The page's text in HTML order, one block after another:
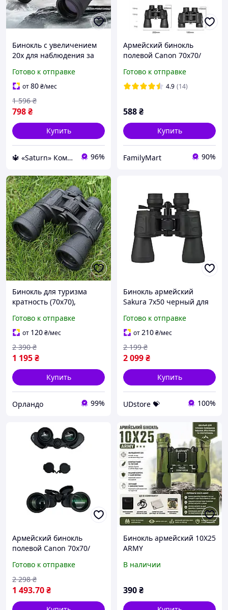
Бинокль с увеличением
20x для наблюдения за
туристические армейские
премиум класса
Готово к отправке
от80₴/мес
798₴
1 596 ₴
Купить
🔱 «Saturn» Компетентность! Качество товара! Быстрая отправка! ✅ 96%
Армейский бинокль
полевой Canon 70х70/
охоты/
Водонепроницаемый
Готово к отправке
4.9 (14)
588₴
Купить
FamilyMart 90%
Бинокль для туризма
кратность (70x70),
профессиональный,
Армейские бинокли, OLN
Готово к отправке
от 120₴/мес
1 195₴
2 390 ₴
Купить
Орландо 99%
Бинокль армейский
Sakura 7x50 черный для
-store-with-good-prices-
Готово к отправке
от210₴/мес
2 099₴
2 199 ₴
Купить
UDstore 💝 100%
Армейский бинокль
полевой Canon 70х70/
охоты/
Водонепроницаемый
противоударный (535)
Готово к отправке
1 493.70₴
2 298 ₴
Бинокль армейский 10X25
ARMY
В наличии
390₴